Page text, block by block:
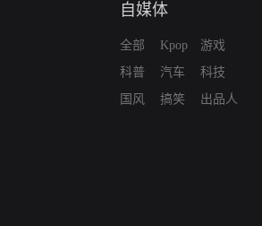
自媒体
全部
科普
国风
Kpop
汽车
搞笑
游戏
科技
出品人